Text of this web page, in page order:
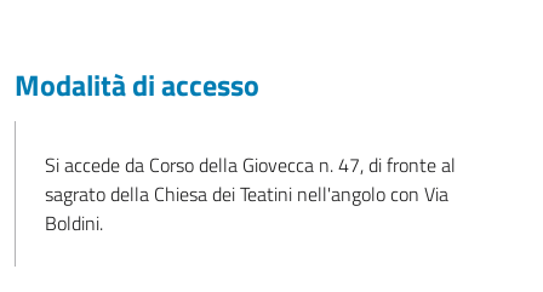
Modalità di accesso
Si accede da Corso della Giovecca n. 47, di fronte al
sagrato della Chiesa dei Teatini nell'angolo con Via
Boldini.